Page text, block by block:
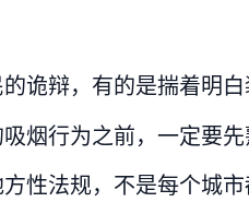
诡辩，有的是揣着明白
烟行为之前，一定要先
性法规，不是每个城市